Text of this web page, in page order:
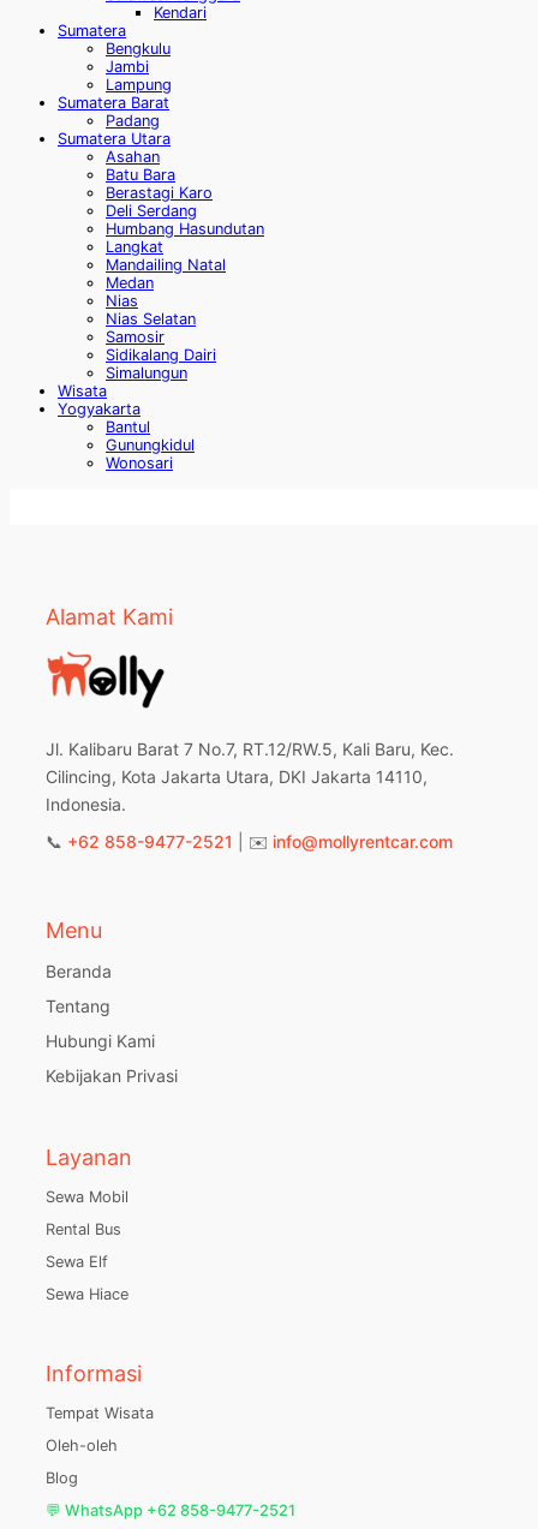
Kendari
Sumatera
Bengkulu
Jambi
Lampung
Sumatera Barat
Padang
Sumatera Utara
Asahan
Batu Bara
Berastagi Karo
Deli Serdang
Humbang Hasundutan
Langkat
Mandailing Natal
Medan
Nias
Nias Selatan
Samosir
Sidikalang Dairi
Simalungun
Wisata
Yogyakarta
Bantul
Gunungkidul
Wonosari
Alamat Kami
Jl. Kalibaru Barat 7 No.7, RT.12/RW.5, Kali Baru, Kec.
Cilincing, Kota Jakarta Utara, DKI Jakarta 14110,
Indonesia.
📞 +62 858-9477-2521 | ✉️ info@mollyrentcar.com
Menu
Beranda
Tentang
Hubungi Kami
Kebijakan Privasi
Layanan
Sewa Mobil
Rental Bus
Sewa Elf
Sewa Hiace
Informasi
Tempat Wisata
Oleh-oleh
Blog
💬 WhatsApp +62 858-9477-2521